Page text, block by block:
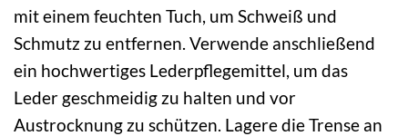
mit einem feuchten Tuch, um Schweiß und
Schmutz zu entfernen. Verwende anschließend
ein hochwertiges Lederpflegemittel, um das
Leder geschmeidig zu halten und vor
Austrocknung zu schützen. Lagere die Trense an